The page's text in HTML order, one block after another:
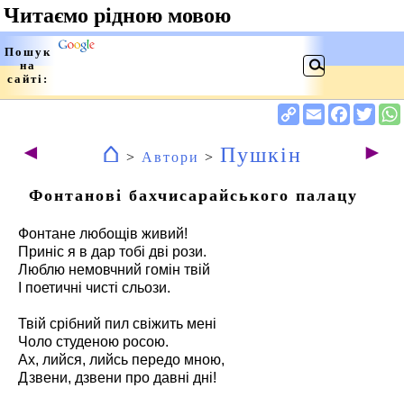
◄ ⌂ > Автори > Пушкін ►
Фонтанові бахчисарайського палацу
Фонтане любощів живий!
Приніс я в дар тобі дві рози.
Люблю немовчний гомін твій
І поетичні чисті сльози.
Твій срібний пил свіжить мені
Чоло студеною росою.
Ах, лийся, лийсь передо мною,
Дзвени, дзвени про давні дні!